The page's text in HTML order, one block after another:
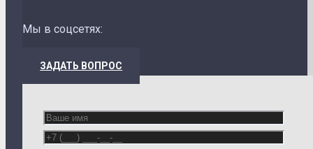
Мы в соцсетях:
ЗАДАТЬ ВОПРОС